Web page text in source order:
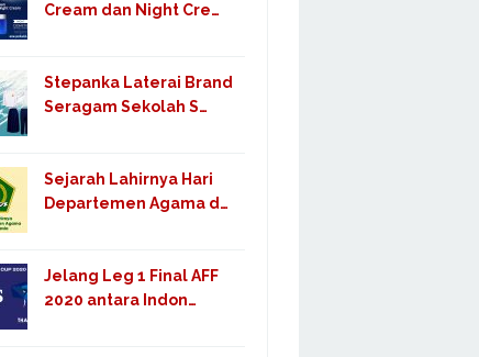
Cream dan Night Cre…
Stepanka Laterai Brand
Seragam Sekolah S…
Sejarah Lahirnya Hari
Departemen Agama d…
Jelang Leg 1 Final AFF
2020 antara Indon…